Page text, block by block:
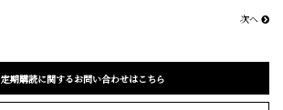
次へ
定期購読に関するお問い合わせはこちら